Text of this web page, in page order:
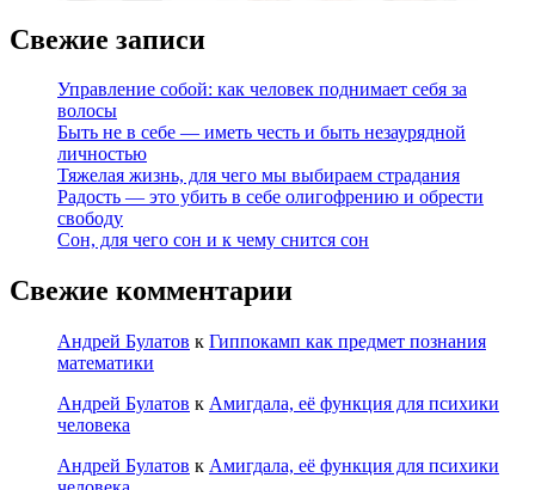
Свежие записи
Управление собой: как человек поднимает себя за
волосы
Быть не в себе — иметь честь и быть незаурядной
личностью
Тяжелая жизнь, для чего мы выбираем страдания
Радость — это убить в себе олигофрению и обрести
свободу
Сон, для чего сон и к чему снится сон
Свежие комментарии
Андрей Булатов к Гиппокамп как предмет познания
математики
Андрей Булатов к Амигдала, её функция для психики
человека
Андрей Булатов к Амигдала, её функция для психики